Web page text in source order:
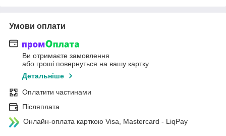
Умови оплати
Ви отримаєте замовлення
або гроші повернуться на вашу картку
Детальніше
Оплатити частинами
Післяплата
Онлайн-оплата карткою Visa, Mastercard - LiqPay